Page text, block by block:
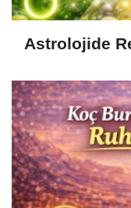
Astrolojide